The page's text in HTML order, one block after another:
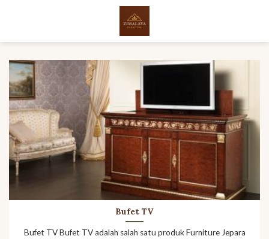
Bufet TV
Bufet TV Bufet TV adalah salah satu produk Furniture Jepara